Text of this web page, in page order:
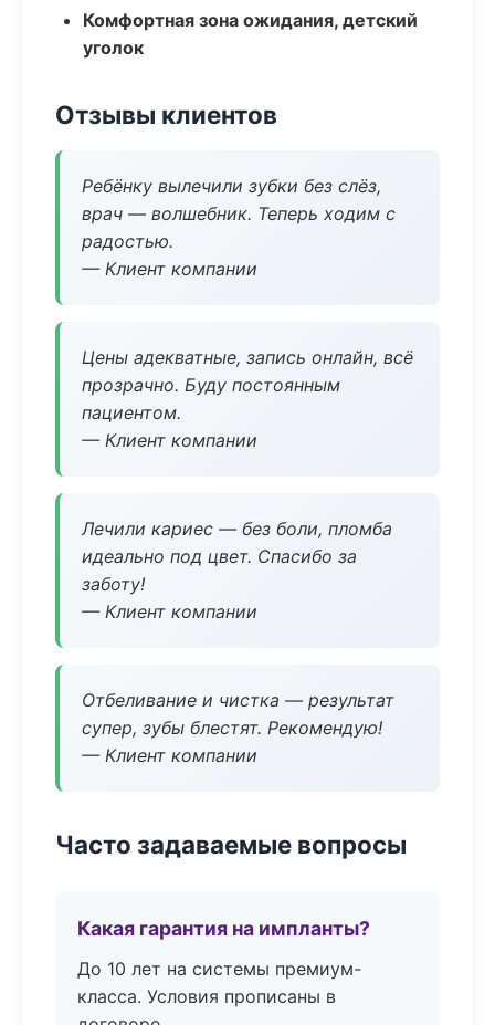
Комфортная зона ожидания, детский
уголок
Отзывы клиентов
Ребёнку вылечили зубки без слёз,
врач — волшебник. Теперь ходим с
радостью.
— Клиент компании
Цены адекватные, запись онлайн, всё
прозрачно. Буду постоянным
пациентом.
— Клиент компании
Лечили кариес — без боли, пломба
идеально под цвет. Спасибо за
заботу!
— Клиент компании
Отбеливание и чистка — результат
супер, зубы блестят. Рекомендую!
— Клиент компании
Часто задаваемые вопросы
Какая гарантия на импланты?
До 10 лет на системы премиум-
класса. Условия прописаны в